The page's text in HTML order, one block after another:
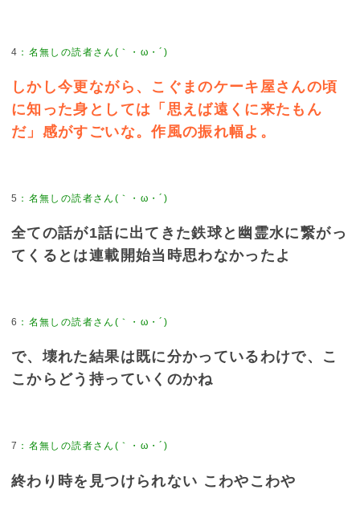
4 ： 名無しの読者さん(｀・ω・´)
しかし今更ながら、こぐまのケーキ屋さんの頃
に知った身としては「思えば遠くに来たもん
だ」感がすごいな。作風の振れ幅よ。
5 ： 名無しの読者さん(｀・ω・´)
全ての話が1話に出てきた鉄球と幽霊水に繋がっ
てくるとは連載開始当時思わなかったよ
6 ： 名無しの読者さん(｀・ω・´)
で、壊れた結果は既に分かっているわけで、こ
こからどう持っていくのかね
7 ： 名無しの読者さん(｀・ω・´)
終わり時を見つけられない こわやこわや